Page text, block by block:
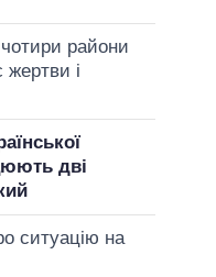
райони
і
дві
ситуацію на